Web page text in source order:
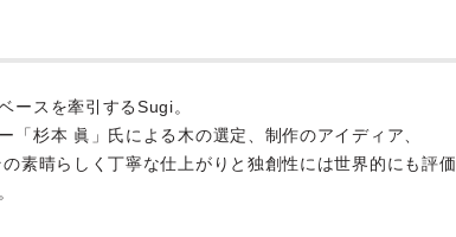
ースを牽引するSugi。
「杉本 眞」氏による木の選定、制作のアイディア、
素晴らしく丁寧な仕上がりと独創性には世界的にも評価